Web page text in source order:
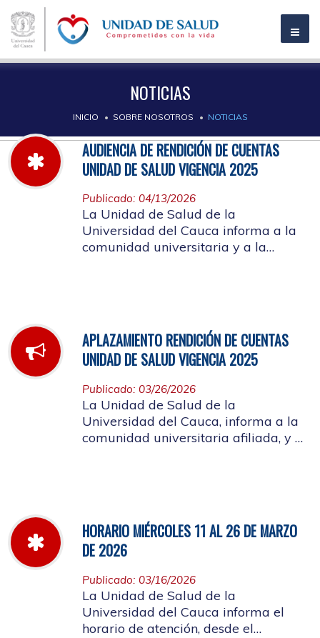
NOTICIAS
INICIO SOBRE NOSOTROS NOTICIAS
AUDIENCIA DE RENDICIÓN DE CUENTAS
UNIDAD DE SALUD VIGENCIA 2025
Publicado: 04/13/2026
La Unidad de Salud de la
Universidad del Cauca informa a la
comunidad universitaria y a la
APLAZAMIENTO RENDICIÓN DE CUENTAS
UNIDAD DE SALUD VIGENCIA 2025
Publicado: 03/26/2026
La Unidad de Salud de la
Universidad del Cauca, informa a la
comunidad universitaria afiliada, y a
HORARIO MIÉRCOLES 11 AL 26 DE MARZO
DE 2026
Publicado: 03/16/2026
La Unidad de Salud de la
Universidad del Cauca informa el
horario de atención, desde el